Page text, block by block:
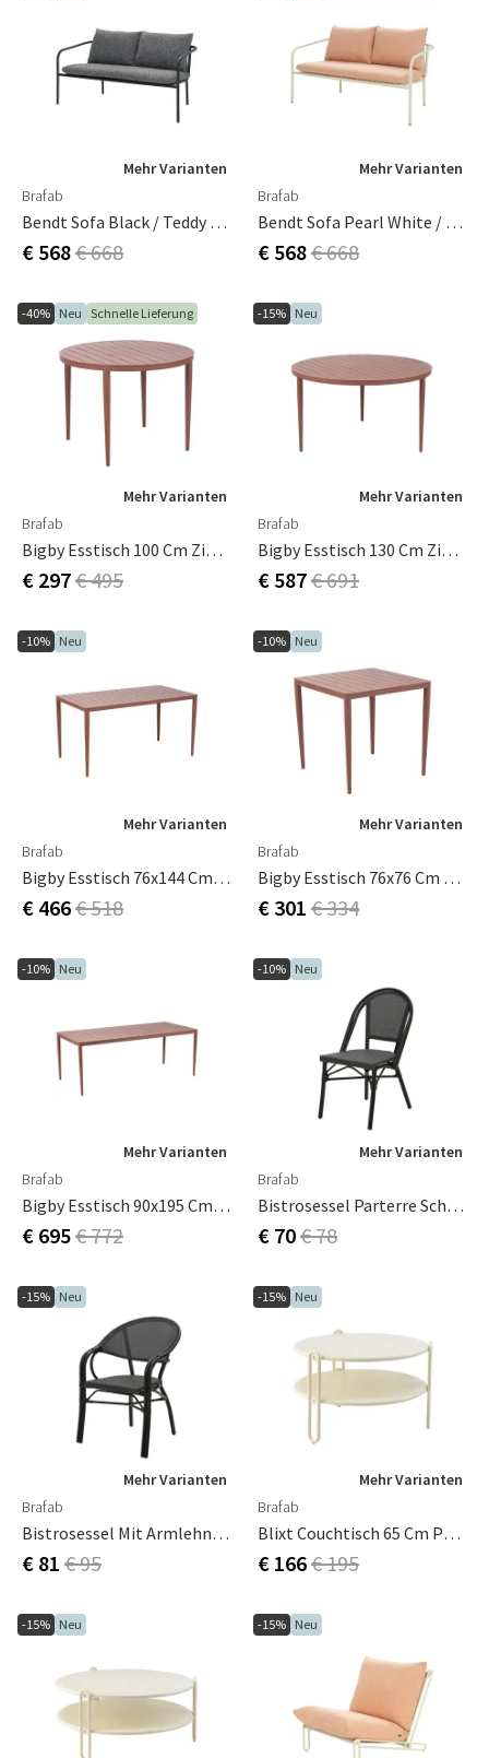
Mehr Varianten
Brafab
Bendt Sofa Black / Teddy Ant
€ 568€ 668
Mehr Varianten
Brafab
Bendt Sofa Pearl White / Teddy Orange
€ 568€ 668
-40% Neu Schnelle Lieferung
Mehr Varianten
Brafab
Bigby Esstisch 100 Cm Zin Red
€ 297€ 495
-15% Neu
Mehr Varianten
Brafab
Bigby Esstisch 130 Cm Zin Red
€ 587€ 691
-10% Neu
Mehr Varianten
Brafab
Bigby Esstisch 76x144 Cm Zin Red
€ 466€ 518
-10% Neu
Mehr Varianten
Brafab
Bigby Esstisch 76x76 Cm Zin Red
€ 301 € 334
-10% Neu
Mehr Varianten
Brafab
Bigby Esstisch 90x195 Cm Zin Red
€ 695€ 772
-10% Neu
Mehr Varianten
Brafab
Bistrosessel Parterre Schwarz/Schwarz
€ 70€ 78
-15% Neu
Mehr Varianten
Brafab
Bistrosessel Mit Armlehnen Parterre Schwarz/Schwarz
€ 81 € 95
-15% Neu
Mehr Varianten
Brafab
Blixt Couchtisch 65 Cm Pearl White
€ 166€ 195
-15% Neu -15% Neu